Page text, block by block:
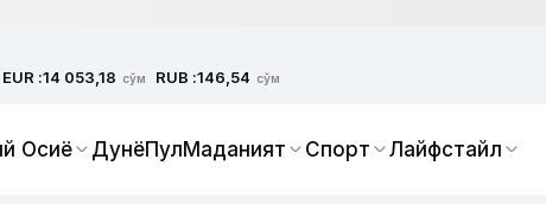
EUR :14 053,18 сўм RUB :146,54 сўм
Осиё ДунёПулМаданият Спорт Лайфстайл